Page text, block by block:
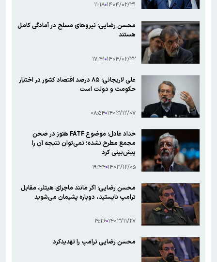
۱۴۰۴/۰۲/۳۱ ۱۱:۱۸
محسن رضایی:‌ نیروهای مسلح در آمادگی کامل
هستند
۱۴۰۴/۰۲/۲۲ ۱۷:۴۱
علی لاریجانی: ۸۵ درصد اقتصاد کشور در اختیار
حکومت و دولت است
۱۴۰۳/۱۲/۰۷ ۰۸:۵۴
حداد عادل: موضوع FATF هنوز در صحن
مجمع مطرح نشده؛ نمی‌توان نتیجه آن را
پیش‌بینی کرد
۱۴۰۳/۱۲/۰۵ ۱۹:۴۴
محسن رضایی: اگر مانند ماجرای هیتلر، مقابل
ترامپ نایستید، دوباره پشیمان می‌شوید
۱۴۰۳/۱۱/۲۷ ۱۹:۲۶
محسن رضایی ترامپ را تهدیدکرد